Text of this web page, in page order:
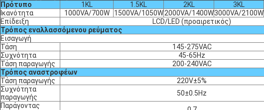
Πρότυπο 1KL 1.5KL 2KL 3KL
Ικανότητα
1000VA/700W 1500VA/1050W 2000VA/1400W3000VA/2100W
Επίδειξη
LCD/LED (προαιρετικός)
Τρόπος εναλλασσόμενου ρεύματος
Εισαγωγή
Τάση
145-275VAC
Συχνότητα
45-65Hz
Τάση παραγωγής
200-240VAC
Τρόπος αναστροφέων
Τάση παραγωγής
220V±5%
Συχνότητα
παραγωγής
50±0.5Hz
Παράγοντας